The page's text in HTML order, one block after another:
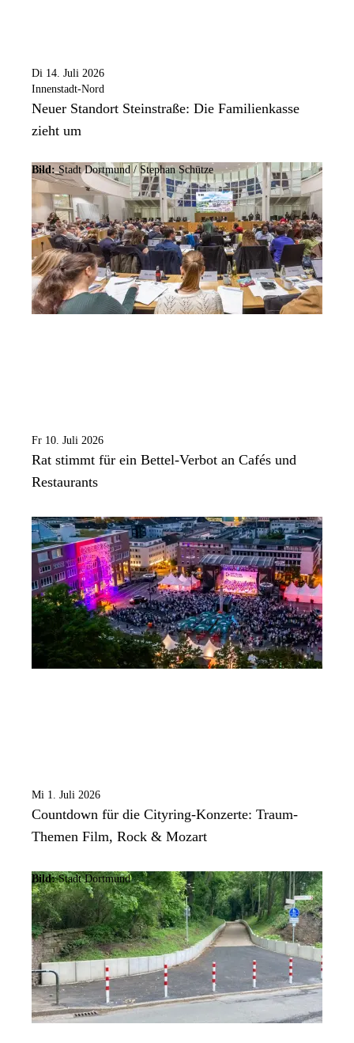
Di 14. Juli 2026
Innenstadt-Nord
Neuer Standort Steinstraße: Die Familienkasse
zieht um
Bild:Stadt Dortmund / Stephan Schütze
Fr 10. Juli 2026
Rat stimmt für ein Bettel-Verbot an Cafés und
Restaurants
Mi 1. Juli 2026
Countdown für die Cityring-Konzerte: Traum-
Themen Film, Rock & Mozart
Bild:Stadt Dortmund